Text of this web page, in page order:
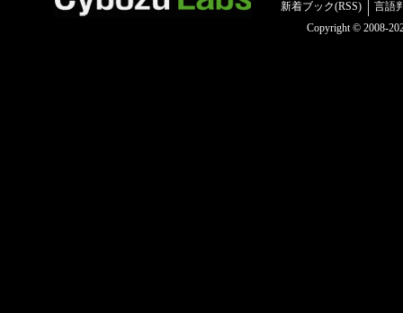
新着ブック(RSS)
言語
Copyright © 2008-